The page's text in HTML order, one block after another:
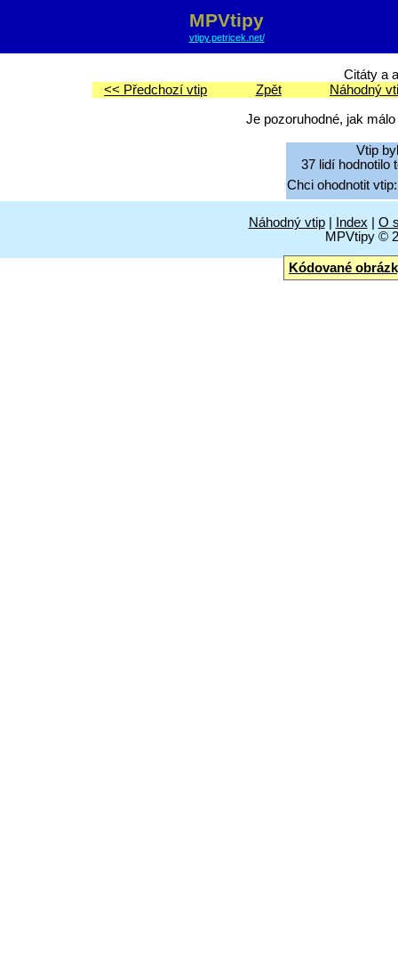
MPVtipy
vtipy.petricek.net/
Citáty a
<< Předchozí vtip
Zpět Náhodný
Je pozoruhodné, jak
Vtip
37 lidí hodnotilo
Chci ohodnotit vtip:
Náhodný vtip| Index
O
MPVtipy ©
Kódované